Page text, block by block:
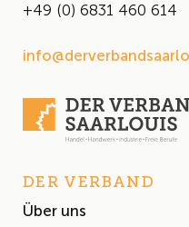
+49 (0) 6831 460 614
DER VERBAND
Über uns